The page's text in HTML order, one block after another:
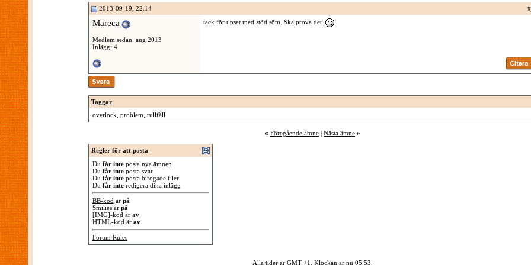
2013-09-19, 22:14 #
Mareca
Medlem sedan: aug 2013
Inlägg: 4
tack för tipset med stöd söm. Ska prova det.
Taggar
overlock problem rullfåll
« Föregående ämne | Nästa ämne »
Regler för att posta
Du får inteposta nya ämnen
Du får inteposta svar
Du får inteposta bifogade filer
Du får interedigera dina inlägg
BB-kod är på
Smiliesär på
[IMG]-kod är av
HTML-kod är av
Forum Rules
Alla tider är GMT +1. Klockan är nu 05:53